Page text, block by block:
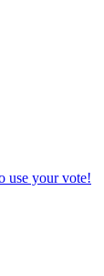
use your vote!